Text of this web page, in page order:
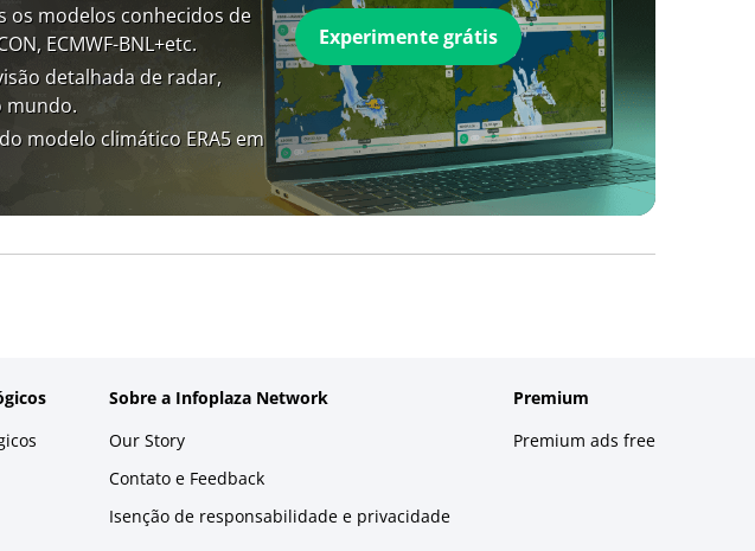
os modelos conhecidos de
ECMWF-BNL+etc.
detalhada de radar,
mundo.
modelo climático ERA5 em
Experimente grátis
Sobre a Infoplaza Network
Our Story
Contato e Feedback
Isenção de responsabilidade e privacidade
Premium
Premium ads free